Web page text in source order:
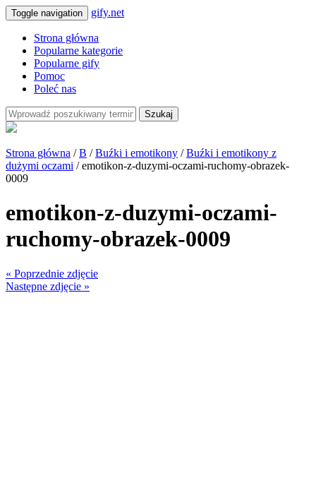
Toggle navigation gify.net
Strona główna
Popularne kategorie
Popularne gify
Pomoc
Poleć nas
Szukaj
Strona główna /B /Buźki i emotikony /Buźki i emotikony z
dużymi oczami / emotikon-z-duzymi-oczami-ruchomy-obrazek-
0009
emotikon-z-duzymi-oczami-
ruchomy-obrazek-0009
« Poprzednie zdjęcie
Następne zdjęcie »